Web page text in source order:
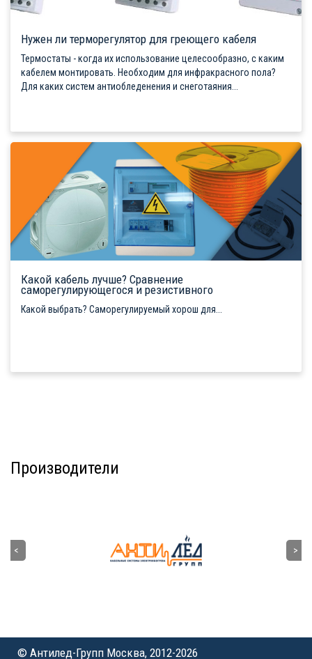
Нужен ли терморегулятор для греющего кабеля
Термостаты - когда их использование целесообразно, с каким
кабелем монтировать. Необходим для инфракрасного пола?
Для каких систем антиобледенения и снеготаяния...
Какой кабель лучше? Сравнение
саморегулирующегося и резистивного
Какой выбрать? Саморегулируемый хорош для...
Производители
© Антилед-Групп Москва, 2012-2026